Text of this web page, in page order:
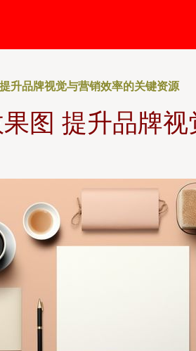
升品牌视觉与营销效率的关键资源
图 提升品牌